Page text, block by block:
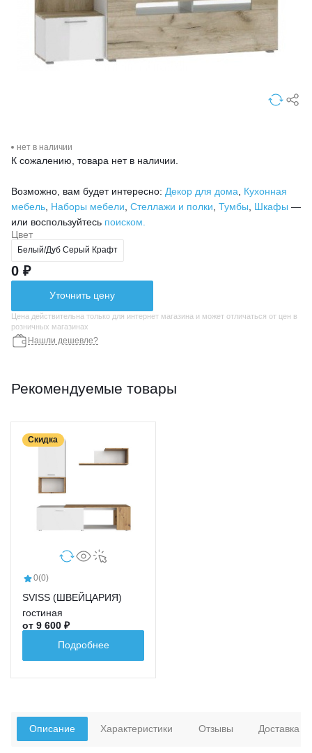
нет в наличии
К сожалению, товара нет в наличии.
Возможно, вам будет интересно: Декор для дома
Кухонная
мебель Наборы мебели Стеллажи и полки Тумбы Шкафы —
или воспользуйтесь поиском.
Цвет
Белый/Дуб Серый Крафт
0 ₽
Уточнить цену
Цена действительна только для интернет магазина и может отличаться от цен в
розничных магазинах
Нашли дешевле?
Рекомендуемые товары
Скидка
0(0)
SVISS (ШВЕЙЦАРИЯ)
гостиная
от 9 600 ₽
Подробнее
Описание Характеристики Отзывы Доставка